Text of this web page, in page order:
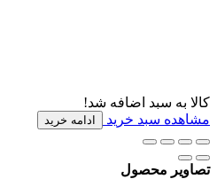
کالا به سبد اضافه شد!
مشاهده سبد خرید
ادامه خرید
تصاویر محصول